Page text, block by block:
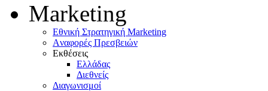
Marketing
Eθνική Στρατηγική Marketing
Aναφορές Πρεσβειών
Eκθέσεις
Eλλάδας
Διεθνείς
Διαγωνισμοί